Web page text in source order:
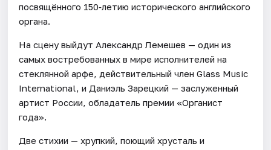
посвящённого 150‑летию исторического английского
органа.
На сцену выйдут Александр Лемешев — один из
самых востребованных в мире исполнителей на
стеклянной арфе, действительный член Glass Music
International, и Даниэль Зарецкий — заслуженный
артист России, обладатель премии «Органист
года».
Две стихии — хрупкий, поющий хрусталь и